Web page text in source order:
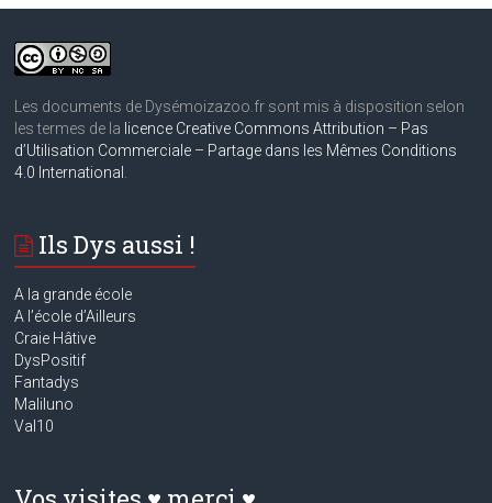
Les documents de Dysémoizazoo.fr sont mis à disposition selon
les termes de la licence Creative Commons Attribution – Pas
d’Utilisation Commerciale – Partage dans les Mêmes Conditions
4.0 International .
Ils Dys aussi !
A la grande école
A l’école d’Ailleurs
Craie Hâtive
DysPositif
Fantadys
Maliluno
Val10